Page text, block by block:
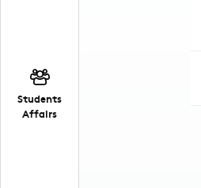
Students
Affairs